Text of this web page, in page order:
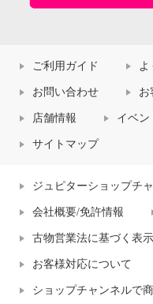
ご利用ガイド よ
お問い合わせ お
店舗情報 イベン
サイトマップ
ジュピターショップチ
会社概要/免許情報
古物営業法に基づく表示
お客様対応について
ショップチャンネルで